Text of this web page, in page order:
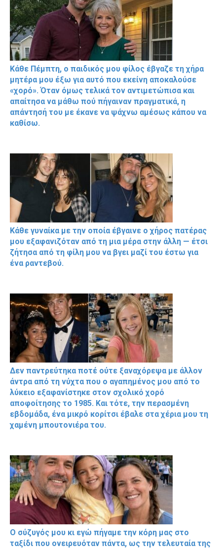
Κάθε Πέμπτη, ο παιδικός μου φίλος έβγαζε τη χήρα
μητέρα μου έξω για αυτό που εκείνη αποκαλούσε
«χορό». Όταν όμως τελικά τον αντιμετώπισα και
απαίτησα να μάθω πού πήγαιναν πραγματικά, η
απάντησή του με έκανε να ψάχνω αμέσως κάπου να
καθίσω.
Κάθε γυναίκα με την οποία έβγαινε ο χήρος πατέρας
μου εξαφανιζόταν από τη μια μέρα στην άλλη — έτσι
ζήτησα από τη φίλη μου να βγει μαζί του έστω για
ένα ραντεβού.
Δεν παντρεύτηκα ποτέ ούτε ξαναχόρεψα με άλλον
άντρα από τη νύχτα που ο αγαπημένος μου από το
λύκειο εξαφανίστηκε στον σχολικό χορό
αποφοίτησης το 1985. Και τότε, την περασμένη
εβδομάδα, ένα μικρό κορίτσι έβαλε στα χέρια μου τη
χαμένη μπουτονιέρα του.
Ο σύζυγός μου κι εγώ πήγαμε την κόρη μας στο
ταξίδι που ονειρευόταν πάντα, ως την τελευταία της